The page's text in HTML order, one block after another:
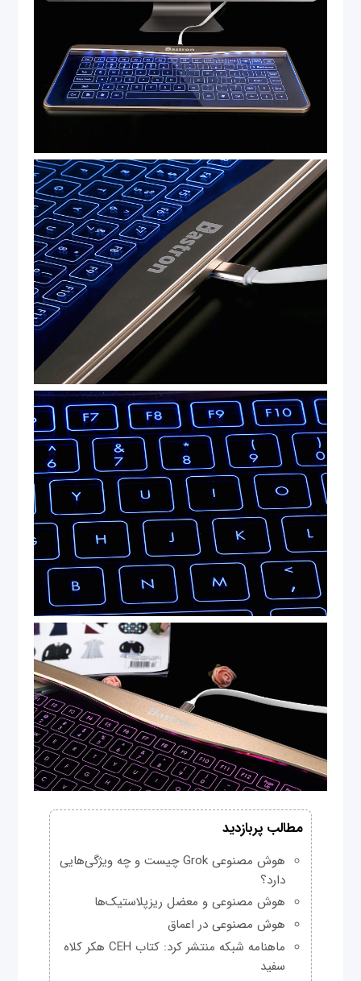
مطالب پربازدید
هوش مصنوعی Grok چیست و چه ویژگی‌هایی
دارد؟
هوش مصنوعی و معضل ریزپلاستیک‌ها
هوش مصنوعی در اعماق
ماهنامه شبکه منتشر کرد: کتاب CEH هکر کلاه
سفید